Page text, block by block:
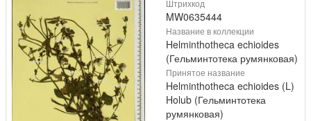
Штрихкод
MW0635444
Название в коллекции
Helminthotheca echioides
(Гельминтотека румянковая)
Принятое название
Helminthotheca echioides (L)
Holub (Гельминтотека
румянковая)